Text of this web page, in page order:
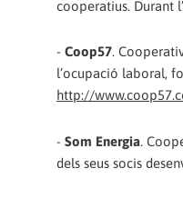
cooperatius. Durant
- Coop57.
l’ocupació laboral,
http://
- Som Energia.
dels seus socis